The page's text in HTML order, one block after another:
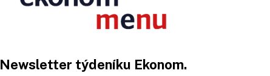
Newsletter týdeníku Ekonom.